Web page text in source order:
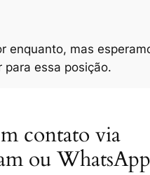
enquanto, mas
para essa posição.
contato via
ou